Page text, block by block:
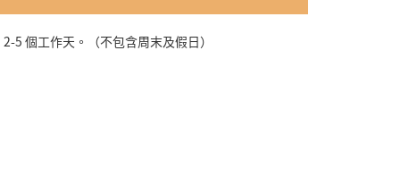
5 個工作天。（不包含周末及假日）